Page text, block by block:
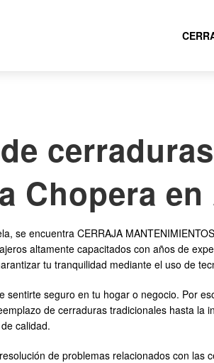
Chopera
se encuentra CERRAJA
altamente capacitados con años de
tu tranquilidad mediante el uso de
sentirte seguro en tu hogar o negocio. Por
de cerraduras tradicionales hasta la
calidad.
de problemas relacionados con las